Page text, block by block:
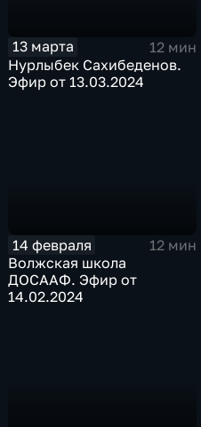
13 марта
12 мин
Нурлыбек Сахибеденов.
Эфир от 13.03.2024
14 февраля
12 мин
Волжская школа
ДОСААФ. Эфир от
14.02.2024